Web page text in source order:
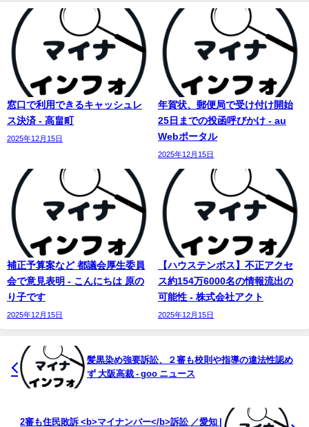
窓口で利用できるキャッシュレ
ス決済 - 高畠町
2025年12月15日
年賀状、郵便局で受け付け開始
25日までの投函呼びかけ - au
Webポータル
2025年12月15日
補正予算案など 都議会厚生委員
会で意見表明 - こんにちは 原の
り子です
2025年12月15日
【ハウステンボス】不正アクセ
ス約154万6000名の情報流出の
可能性 - 株式会社アクト
2025年12月15日
髪黒染め強要訴訟、２審も校則や指導の違法性認め
ず 大阪高裁 - goo ニュース
2審も住民敗訴 <b>マイナンバー</b>訴訟 ／愛知 |